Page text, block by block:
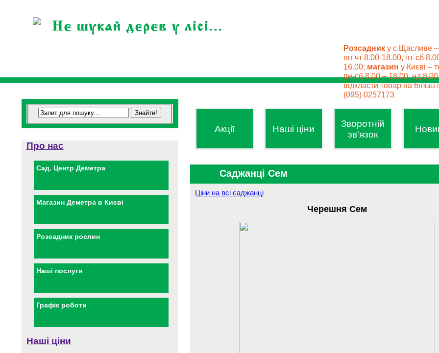
Розсадник у с.Щасливе
пн-чт 8.00-18.00, пт-сб
16.00; магазин у Києві –
пн-сб 8.00 – 18.00, нд
відкласти товар на більш
(095) 0257173
Про нас
Сад. Центр Деметра
Магазин Деметра в Києві
Розсадник рослин
Наші послуги
Графік роботи
Наші ціни
Акції Наші ціни
Зворотній
зв'язок
Саджанці Сем
Ціни на всі саджанці
Черешня Сем